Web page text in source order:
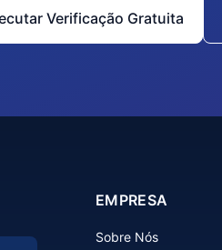
Verificação Gratuita
EMPRESA
Sobre Nós